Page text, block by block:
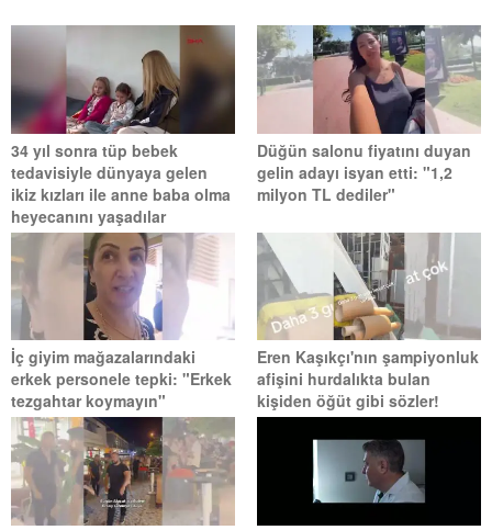
34 yıl sonra tüp bebek
tedavisiyle dünyaya gelen
ikiz kızları ile anne baba olma
heyecanını yaşadılar
Düğün salonu fiyatını duyan
gelin adayı isyan etti: "1,2
milyon TL dediler"
İç giyim mağazalarındaki
erkek personele tepki: "Erkek
tezgahtar koymayın"
Eren Kaşıkçı'nın şampiyonluk
afişini hurdalıkta bulan
kişiden öğüt gibi sözler!